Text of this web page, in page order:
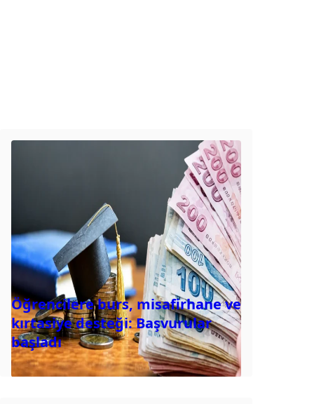
Öğrencilere burs, misafirhane ve
kırtasiye desteği: Başvurular
başladı